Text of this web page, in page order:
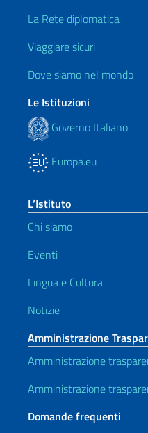
La Rete diplomatica
Viaggiare sicuri
Dove siamo nel mondo
Le Istituzioni
Governo Italiano
Europa.eu
L’Istituto
Chi siamo
Eventi
Lingua e Cultura
Notizie
Amministrazione
Amministrazione
Amministrazione
Domande frequenti